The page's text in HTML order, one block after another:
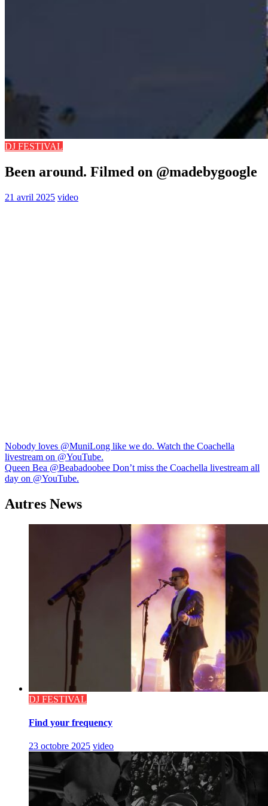
DJ FESTIVAL
Been around. Filmed on ​⁠@madebygoogle
21 avril 2025 video
Navigation
de
l’article
Nobody loves @MuniLong like we do. Watch the Coachella
livestream on @YouTube.
Queen Bea @Beabadoobee Don’t miss the Coachella livestream all
day on @YouTube.
Autres News
DJ FESTIVAL
Find your frequency
23 octobre 2025 video